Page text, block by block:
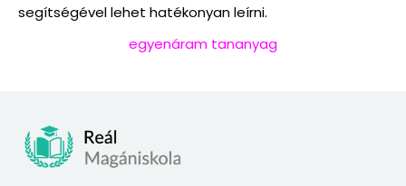
segítségével lehet hatékonyan leírni.
egyenáram tananyag